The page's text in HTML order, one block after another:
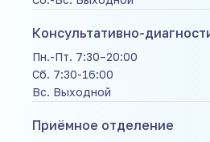
Консультативно-
Пн.-Пт. 7:30–20:00
Сб. 7:30-16:00
Вс. Выходной
Приёмное отделение